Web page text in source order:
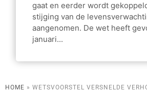
gaat en eerder wordt
stijging van de
aangenomen. De wet heeft
januari...
HOME » WETSVOORSTEL VERSNELDE